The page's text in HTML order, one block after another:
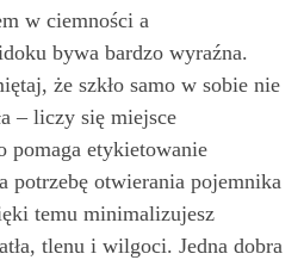
w ciemności a
bywa bardzo wyraźna.
że szkło samo w sobie nie
– liczy się miejsce
pomaga etykietowanie
potrzebę otwierania pojemnika
temu minimalizujesz
tlenu i wilgoci. Jedna dobra